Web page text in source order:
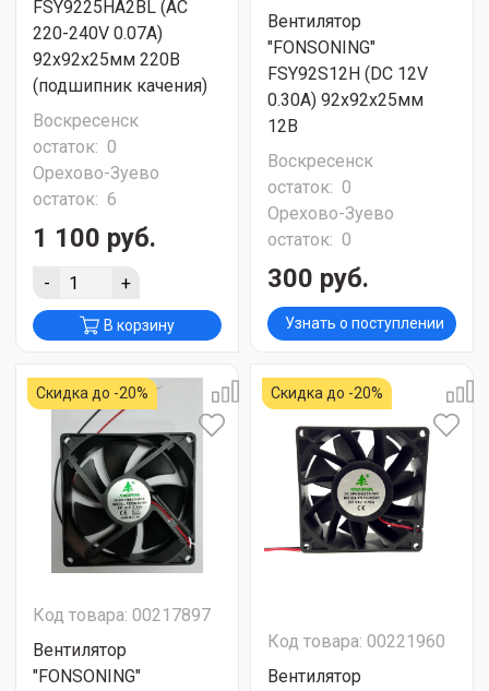
FSY9225HA2BL (AC
220-240V 0.07A)
92х92х25мм 220В
(подшипник качения)
Воскресенск
остаток: 0
Орехово-Зуево
остаток: 6
1 100 руб.
- +
В корзину
Вентилятор
"FONSONING"
FSY92S12H (DC 12V
0.30A) 92х92х25мм
12В
Воскресенск
остаток: 0
Орехово-Зуево
остаток: 0
300 руб.
Узнать о поступлении
Скидка до -20%
Код товара: 00217897
Вентилятор
"FONSONING"
Скидка до -20%
Код товара: 00221960
Вентилятор